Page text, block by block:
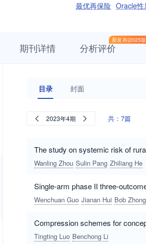
最优再保险 Oracle性
期刊详情
新发布(2025
分析评价
目录 封面
2023年4期 共：7篇
The study on systemic risk of
Wanling Zhou Sulin Pang Zhiliang He
Single-arm phase II three-
Wenchuan Guo Jianan Hui Bob Zhong
Compression schemes for
Tingting Luo Benchong Li